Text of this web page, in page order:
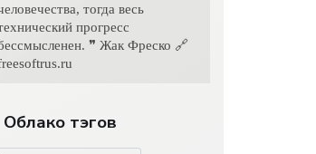
/ Оборудование / Работа и
тогда весь
прогресс
❞ Жак Фреско 🔗
Облако тэгов